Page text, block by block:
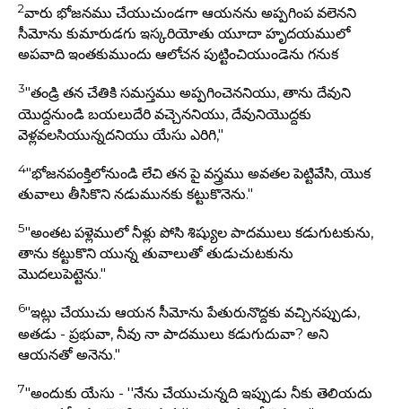
2వారు భోజనము చేయుచుండగా ఆయనను అప్పగింప వలెనని
సీమోను కుమారుడగు ఇస్కరియోతు యూదా హృదయములో
అపవాది ఇంతకుముందు ఆలోచన పుట్టించియుండెను గనుక
3"తండ్రి తన చేతికి సమస్తము అప్పగించెననియు, తాను దేవుని
యొద్దనుండి బయలుదేరి వచ్చెననియు, దేవునియొద్దకు
వెళ్లవలసియున్నదనియు యేసు ఎరిగి,"
4"భోజనపంక్తిలోనుండి లేచి తన పై వస్త్రము అవతల పెట్టివేసి, యొక
తువాలు తీసికొని నడుమునకు కట్టుకొనెను."
5"అంతట పళ్లెములో నీళ్లు పోసి శిష్యుల పాదములు కడుగుటకును,
తాను కట్టుకొని యున్న తువాలుతో తుడుచుటకును
మొదలుపెట్టెను."
6"ఇట్లు చేయుచు ఆయన సీమోను పేతురునొద్దకు వచ్చినప్పుడు,
అతడు - ప్రభువా, నీవు నా పాదములు కడుగుదువా? అని
ఆయనతో అనెను."
7"అందుకు యేసు - ''నేను చేయుచున్నది ఇప్పుడు నీకు తెలియదు